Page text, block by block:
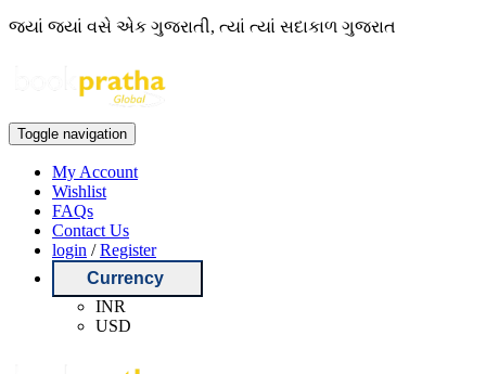
જ્યાં જ્યાં વસે એક ગુજરાતી, ત્યાં ત્યાં સદાકાળ ગુજરાત
Toggle navigation
My Account
Wishlist
FAQs
Contact Us
login /Register
Currency
INR
USD